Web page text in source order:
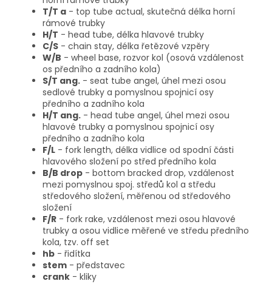
T/T a - top tube actual, skutečná délka horní
rámové trubky
H/T - head tube, délka hlavové trubky
C/S - chain stay, délka řetězové vzpěry
W/B - wheel base, rozvor kol (osová vzdálenost
os předního a zadního kola)
S/T ang. - seat tube angel, úhel mezi osou
sedlové trubky a pomyslnou spojnicí osy
předního a zadního kola
H/T ang. - head tube angel, úhel mezi osou
hlavové trubky a pomyslnou spojnicí osy
předního a zadního kola
F/L - fork length, délka vidlice od spodní části
hlavového složení po střed předního kola
B/B drop - bottom bracked drop, vzdálenost
mezi pomyslnou spoj. středů kol a středu
středového složení, měřenou od středového
složení
F/R - fork rake, vzdálenost mezi osou hlavové
trubky a osou vidlice měřené ve středu předního
kola, tzv. off set
hb - řidítka
stem - představec
crank - kliky